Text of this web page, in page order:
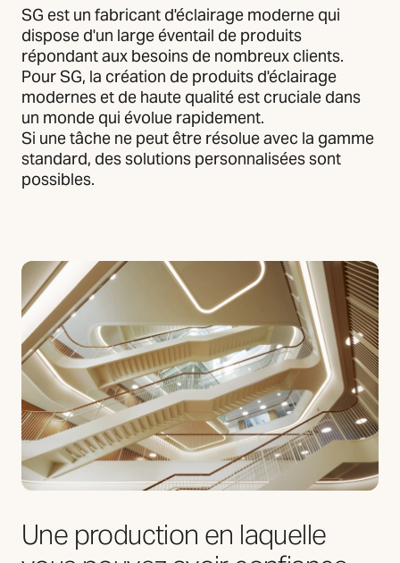
SG est un fabricant d'éclairage moderne qui
dispose d'un large éventail de produits
répondant aux besoins de nombreux clients.
Pour SG, la création de produits d'éclairage
modernes et de haute qualité est cruciale dans
un monde qui évolue rapidement.
Si une tâche ne peut être résolue avec la gamme
standard, des solutions personnalisées sont
possibles.
Une production en laquelle